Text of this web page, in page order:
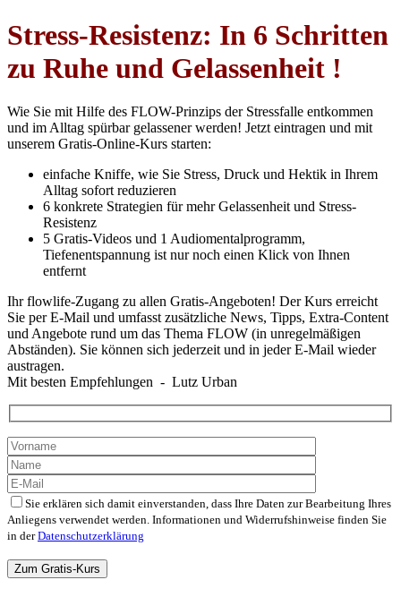
Stress-Resistenz: In 6 Schritten
zu Ruhe und Gelassenheit !
Wie Sie mit Hilfe des FLOW-Prinzips der Stressfalle entkommen
und im Alltag spürbar gelassener werden! Jetzt eintragen und mit
unserem Gratis-Online-Kurs starten:
einfache Kniffe, wie Sie Stress, Druck und Hektik in Ihrem
Alltag sofort reduzieren
6 konkrete Strategien für mehr Gelassenheit und Stress-
Resistenz
5 Gratis-Videos und 1 Audiomentalprogramm,
Tiefenentspannung ist nur noch einen Klick von Ihnen
entfernt
Ihr flowlife-Zugang zu allen Gratis-Angeboten! Der Kurs erreicht
Sie per E-Mail und umfasst zusätzliche News, Tipps, Extra-Content
und Angebote rund um das Thema FLOW (in unregelmäßigen
Abständen). Sie können sich jederzeit und in jeder E-Mail wieder
austragen.
Mit besten Empfehlungen - Lutz Urban
Sie erklären sich damit einverstanden, dass Ihre Daten zur Bearbeitung Ihres
Anliegens verwendet werden. Informationen und Widerrufshinweise finden Sie
in derDatenschutzerklärung
lasse